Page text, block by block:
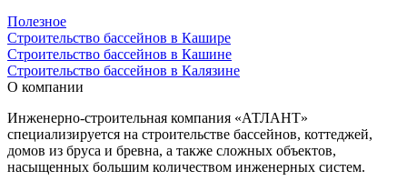
Полезное
Строительство бассейнов в Кашире
Строительство бассейнов в Кашине
Строительство бассейнов в Калязине
О компании
Инженерно-строительная компания «АТЛАНТ»
специализируется на строительстве бассейнов, коттеджей,
домов из бруса и бревна, а также сложных объектов,
насыщенных большим количеством инженерных систем.